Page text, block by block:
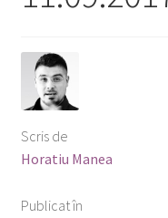
Scris de
Horatiu Manea
Publicat în